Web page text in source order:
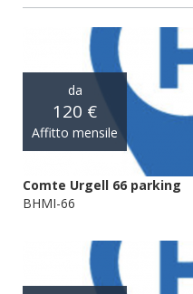
da
120 €
Affitto mensile
Comte Urgell 66 parking
BHMI-66